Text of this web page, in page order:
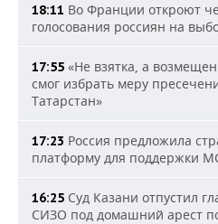
18:11 Во Франции откроют
голосования россиян на
17:55 «Не взятка, а
смог избрать меру
Татарстан»
17:23 Россия предложила
платформу для поддержки
16:25 Суд Казани отпустил
СИЗО под домашний арест